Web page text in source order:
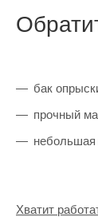
бак
прочный
небольшая
Хватит